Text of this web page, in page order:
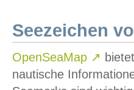
Seezeichen
OpenSeaMap ↗
nautische